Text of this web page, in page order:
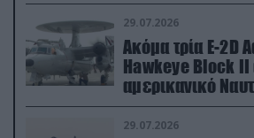
29.07.2026
Ακόμα τρία E-2D
Hawkeye Block II
αμερικανικό
δισ.δολάρια το
29.07.2026